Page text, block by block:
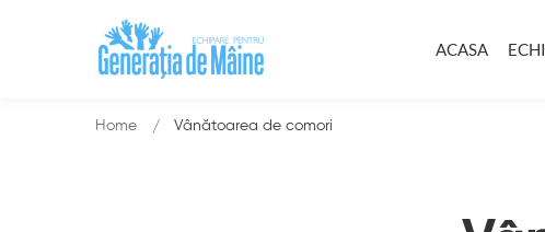
ACASA
Home Vânătoarea de comori